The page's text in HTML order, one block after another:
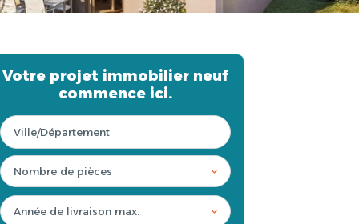
Votre projet immobilier neuf
commence ici.